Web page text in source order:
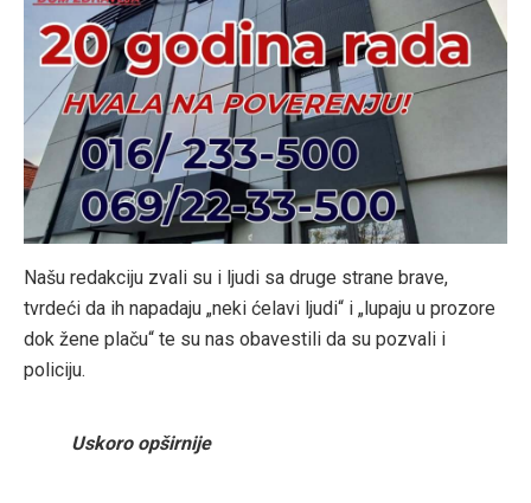
Našu redakciju zvali su i ljudi sa druge strane brave,
tvrdeći da ih napadaju „neki ćelavi ljudi“ i „lupaju u prozore
dok žene plaču“ te su nas obavestili da su pozvali i
policiju.
Uskoro opširnije